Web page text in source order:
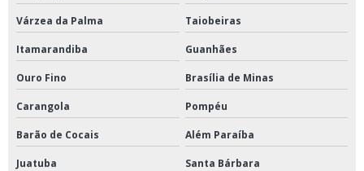
Várzea da Palma Taiobeiras
Itamarandiba Guanhães
Ouro Fino Brasília de Minas
Carangola Pompéu
Barão de Cocais Além Paraíba
Juatuba Santa Bárbara